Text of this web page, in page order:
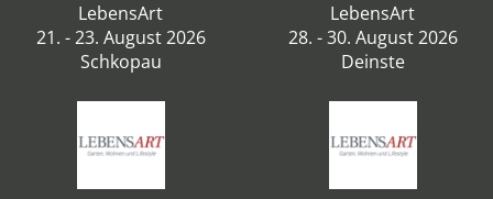
LebensArt
21. - 23. August 2026
Schkopau
LebensArt
28. - 30. August 2026
Deinste